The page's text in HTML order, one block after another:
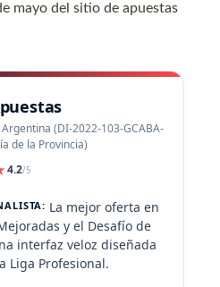
mayo del sitio de apuestas
(DI-2022-103-GCABA-
de la Provincia)
4.2/5
La mejor oferta en
y el Desafío de
interfaz veloz diseñada
Liga Profesional.